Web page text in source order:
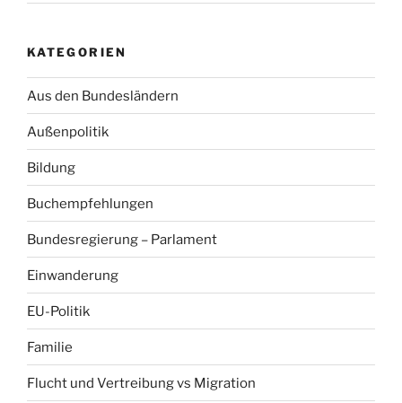
KATEGORIEN
Aus den Bundesländern
Außenpolitik
Bildung
Buchempfehlungen
Bundesregierung – Parlament
Einwanderung
EU-Politik
Familie
Flucht und Vertreibung vs Migration